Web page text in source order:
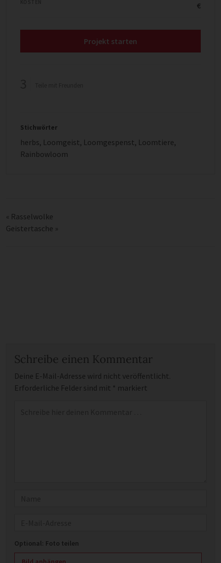
€
Projekt starten
Stichwörter
herbs, Loomgeist, Loomgespenst, Loomtiere,
Rainbowloom
« Rasselwolke
Geistertasche »
Schreibe einen Kommentar
Deine E-Mail-Adresse wird nicht veröffentlicht.
Erforderliche Felder sind mit * markiert
Optional: Foto teilen